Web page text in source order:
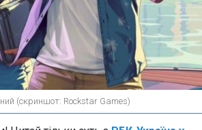
(скриншот: Rockstar Games)